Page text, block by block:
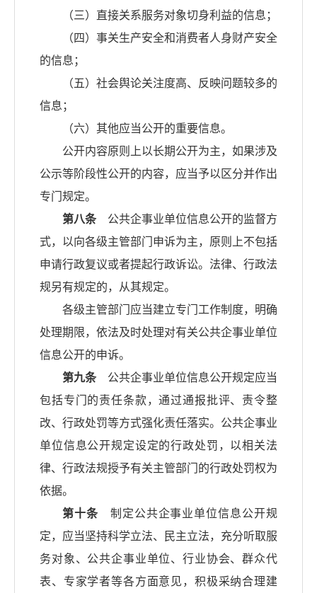
（三）直接关系服务对象切身利益的信息；
（四）事关生产安全和消费者人身财产安全
的信息；
（五）社会舆论关注度高、反映问题较多的
信息；
（六）其他应当公开的重要信息。
公开内容原则上以长期公开为主，如果涉及
公示等阶段性公开的内容，应当予以区分并作出
专门规定。
第八条公共企事业单位信息公开的监督方
式，以向各级主管部门申诉为主，原则上不包括
申请行政复议或者提起行政诉讼。法律、行政法
规另有规定的，从其规定。
各级主管部门应当建立专门工作制度，明确
处理期限，依法及时处理对有关公共企事业单位
信息公开的申诉。
第九条公共企事业单位信息公开规定应当
包括专门的责任条款，通过通报批评、责令整
改、行政处罚等方式强化责任落实。公共企事业
单位信息公开规定设定的行政处罚，以相关法
律、行政法规授予有关主管部门的行政处罚权为
依据。
第十条制定公共企事业单位信息公开规
定，应当坚持科学立法、民主立法，充分听取服
务对象、公共企事业单位、行业协会、群众代
表、专家学者等各方面意见，积极采纳合理建